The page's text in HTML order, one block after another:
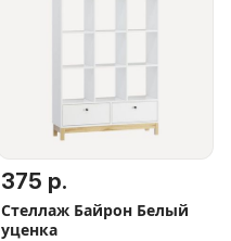
375 р.
Стеллаж Байрон Белый
уценка